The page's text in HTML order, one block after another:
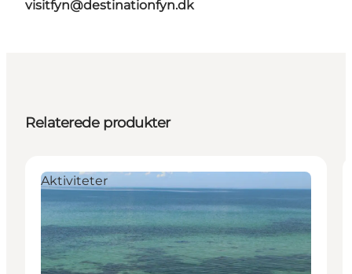
visitfyn@destinationfyn.dk
Relaterede produkter
Aktiviteter